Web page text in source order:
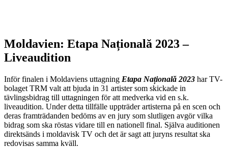
Moldavien: Etapa Națională 2023 –
Liveaudition
Inför finalen i Moldaviens uttagning Etapa Națională 2023 har TV-
bolaget TRM valt att bjuda in 31 artister som skickade in
tävlingsbidrag till uttagningen för att medverka vid en s.k.
liveaudition. Under detta tillfälle uppträder artisterna på en scen och
deras framträdanden bedöms av en jury som slutligen avgör vilka
bidrag som ska röstas vidare till en nationell final. Själva auditionen
direktsänds i moldavisk TV och det är sagt att juryns resultat ska
redovisas samma kväll.